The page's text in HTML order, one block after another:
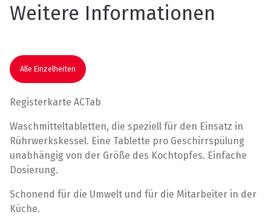
Weitere Informationen
Alle Einzelheiten
Registerkarte ACTab
Waschmitteltabletten, die speziell für den Einsatz in
Rührwerkskessel. Eine Tablette pro Geschirrspülung
unabhängig von der Größe des Kochtopfes. Einfache
Dosierung.
Schonend für die Umwelt und für die Mitarbeiter in der
Küche.